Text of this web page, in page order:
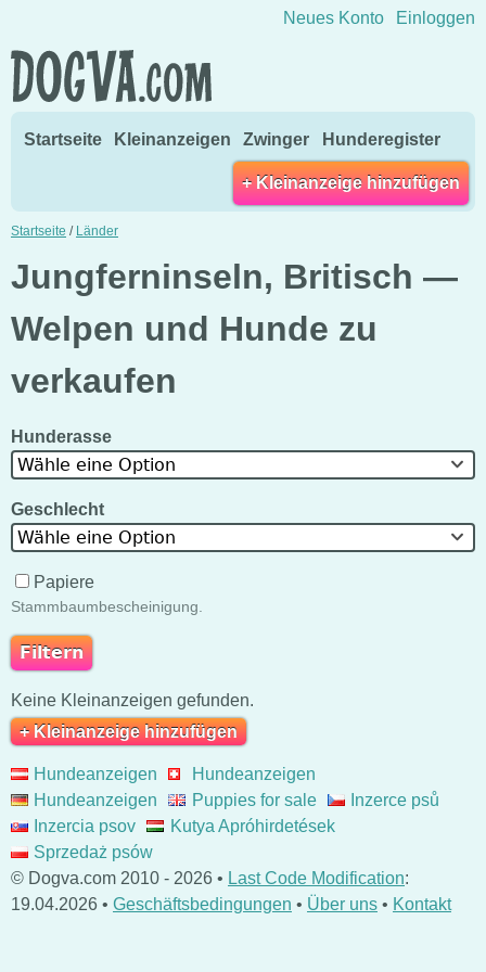
Direkt zum Inhalt wechseln
Neues Konto Einloggen
Startseite Kleinanzeigen Zwinger Hunderegister
+ Kleinanzeige hinzufügen
Startseite / Länder
Jungferninseln, Britisch —
Welpen und Hunde zu
verkaufen
Hunderasse
Wähle eine Option
Geschlecht
Wähle eine Option
Papiere
Stammbaumbescheinigung.
Keine Kleinanzeigen gefunden.
+ Kleinanzeige hinzufügen
Hundeanzeigen
Hundeanzeigen
Hundeanzeigen
Puppies for sale
Inzerce psů
Inzercia psov
Kutya Apróhirdetések
Sprzedaż psów
© Dogva.com 2010 - 2026 • Last Code Modification:
19.04.2026 • Geschäftsbedingungen • Über uns • Kontakt